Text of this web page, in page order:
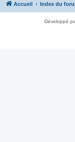
Accueil Index du
Développé